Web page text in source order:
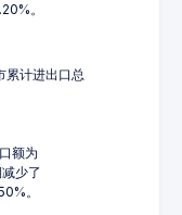
。
累计进出口总
额为
少了
。